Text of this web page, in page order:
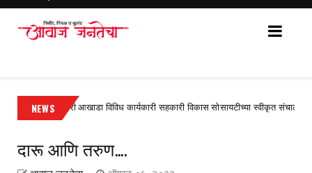
NEWS
जोगेश्वरी आखाडा विविध कार्यकारी सहकारी विकास सोसायटीच्या स्वीकृत संचालकपदी आनंद
दारू आणि तरुण....